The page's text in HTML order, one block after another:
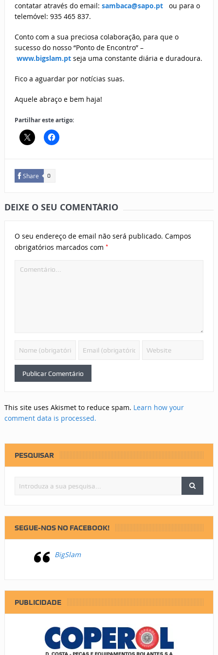
contatar através do email: sambaca@sapo.ptou para o
telemóvel: 935 465 837.
Conto com a sua preciosa colaboração, para que o
sucesso do nosso “Ponto de Encontro” –
www.bigslam.ptseja uma constante diária e duradoura.
Fico a aguardar por notícias suas.
Aquele abraço e bem haja!
Partilhar este artigo:
Share 0
DEIXE O SEU COMENTÁRIO
O seu endereço de email não será publicado. Campos
obrigatórios marcados com *
This site uses Akismet to reduce spam. Learn how your
comment data is processed.
PESQUISAR
SEGUE-NOS NO FACEBOOK!
BigSlam
PUBLICIDADE